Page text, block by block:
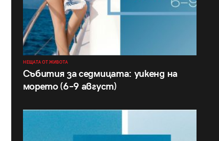
НЕЩАТА ОТ ЖИВОТА
Събития за седмицата: уикенд на
морето (6–9 август)